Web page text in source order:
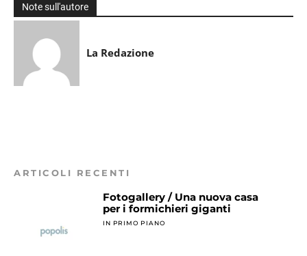
Note sull'autore
La Redazione
ARTICOLI RECENTI
Fotogallery / Una nuova casa
per i formichieri giganti
IN PRIMO PIANO